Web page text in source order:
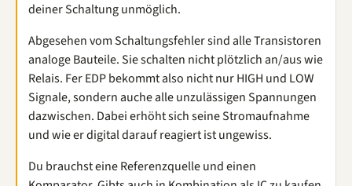
deiner Schaltung unmöglich.
Abgesehen vom Schaltungsfehler sind alle Transistoren
analoge Bauteile. Sie schalten nicht plötzlich an/aus wie
Relais. Fer EDP bekommt also nicht nur HIGH und LOW
Signale, sondern auche alle unzulässigen Spannungen
dazwischen. Dabei erhöht sich seine Stromaufnahme
und wie er digital darauf reagiert ist ungewiss.
Du brauchst eine Referenzquelle und einen